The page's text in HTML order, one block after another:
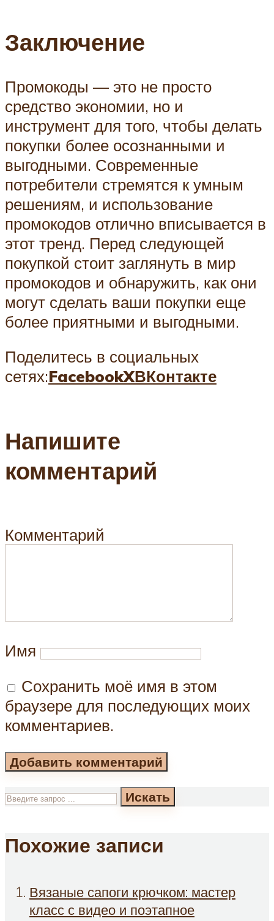
Заключение
Промокоды — это не просто
средство экономии, но и
инструмент для того, чтобы делать
покупки более осознанными и
выгодными. Современные
потребители стремятся к умным
решениям, и использование
промокодов отлично вписывается в
этот тренд. Перед следующей
покупкой стоит заглянуть в мир
промокодов и обнаружить, как они
могут сделать ваши покупки еще
более приятными и выгодными.
Поделитесь в социальных
сетях:FacebookXВКонтакте
Напишите
комментарий
Комментарий
Имя
Сохранить моё имя в этом
браузере для последующих моих
комментариев.
Искать
Похожие записи
Вязаные сапоги крючком: мастер
класс с видео и поэтапное